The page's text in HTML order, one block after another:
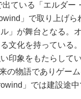
ている「エルダー
」で取り上げ
」が舞台となる。
文化を持っている
印象をもたらして
の物語でありゲー
」では建設途中